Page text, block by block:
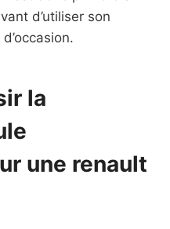
d’utiliser son
la
une renault